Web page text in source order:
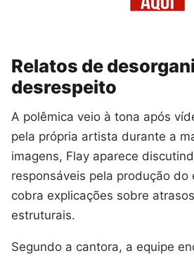
Relatos de
desrespeito
A polêmica veio à tona após
pela própria artista durante a
imagens, Flay aparece
responsáveis pela produção do
cobra explicações sobre
estruturais.
Segundo a cantora, a equipe